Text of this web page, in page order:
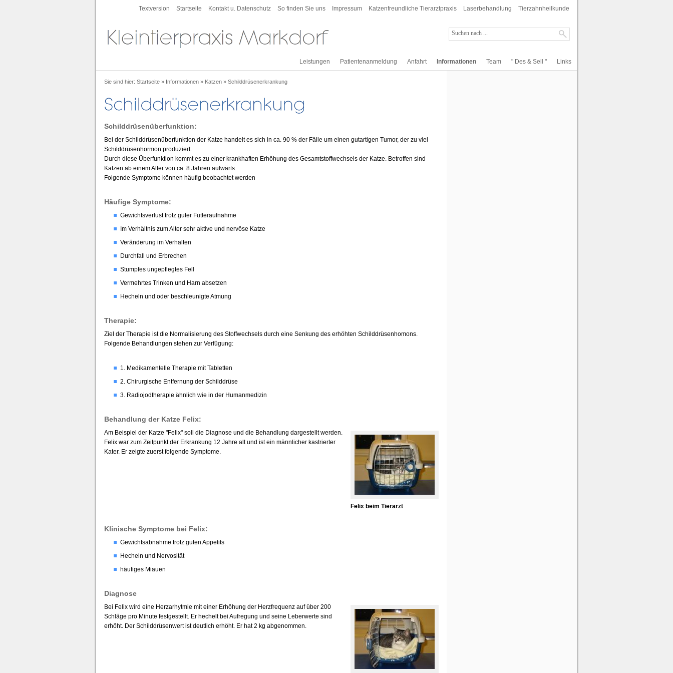
Textversion Startseite Kontakt u. Datenschutz So finden Sie uns Impressum Katzenfreundliche Tierarztpraxis Laserbehandlung Tierzahnheilkunde
Leistungen Patientenanmeldung Anfahrt Informationen Team " Des & Sell " Links
Sie sind hier: Startseite » Informationen » Katzen » Schilddrüsenerkrankung
Schilddrüsenüberfunktion:
Bei der Schilddrüsenüberfunktion der Katze handelt es sich in ca. 90 % der Fälle um einen gutartigen Tumor, der zu viel
Schilddrüsenhormon produziert.
Durch diese Überfunktion kommt es zu einer krankhaften Erhöhung des Gesamtstoffwechsels der Katze. Betroffen sind
Katzen ab einem Alter von ca. 8 Jahren aufwärts.
Folgende Symptome können häufig beobachtet werden
Häufige Symptome:
Gewichtsverlust trotz guter Futteraufnahme
Im Verhältnis zum Alter sehr aktive und nervöse Katze
Veränderung im Verhalten
Durchfall und Erbrechen
Stumpfes ungepflegtes Fell
Vermehrtes Trinken und Harn absetzen
Hecheln und oder beschleunigte Atmung
Therapie:
Ziel der Therapie ist die Normalisierung des Stoffwechsels durch eine Senkung des erhöhten Schilddrüsenhomons.
Folgende Behandlungen stehen zur Verfügung:
1. Medikamentelle Therapie mit Tabletten
2. Chirurgische Entfernung der Schilddrüse
3. Radiojodtherapie ähnlich wie in der Humanmedizin
Behandlung der Katze Felix:
Felix beim Tierarzt
Am Beispiel der Katze "Felix" soll die Diagnose und die Behandlung dargestellt werden.
Felix war zum Zeitpunkt der Erkrankung 12 Jahre alt und ist ein männlicher kastrierter
Kater. Er zeigte zuerst folgende Symptome.
Klinische Symptome bei Felix:
Gewichtsabnahme trotz guten Appetits
Hecheln und Nervosität
häufiges Miauen
Diagnose
Bei Felix wird eine Herzarhytmie mit einer Erhöhung der Herzfrequenz auf über 200
Schläge pro Minute festgestellt. Er hechelt bei Aufregung und seine Leberwerte sind
erhöht. Der Schilddrüsenwert ist deutlich erhöht. Er hat 2 kg abgenommen.